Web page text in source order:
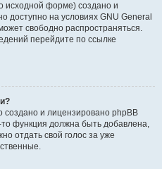
исходной форме) создано и
доступно на условиях GNU General
свободно распространяться.
перейдите по ссылке
и лицензировано phpBB
то функция должна быть добавлена,
отдать свой голос за уже